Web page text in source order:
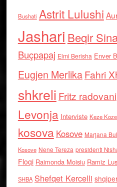
Bushati Astrit Lulushi
Jashari Beqir
Buçpapaj Elmi Berisha Enver
Eugjen MerlikaFahri
shkreli Fritz radovani
Levonja Interviste Keze
kosova Kosove Marjana
Kosove Nene Tereza presidenti
Floqi Raimonda Moisiu Ramiz
SHBA Shefqet Kercelli